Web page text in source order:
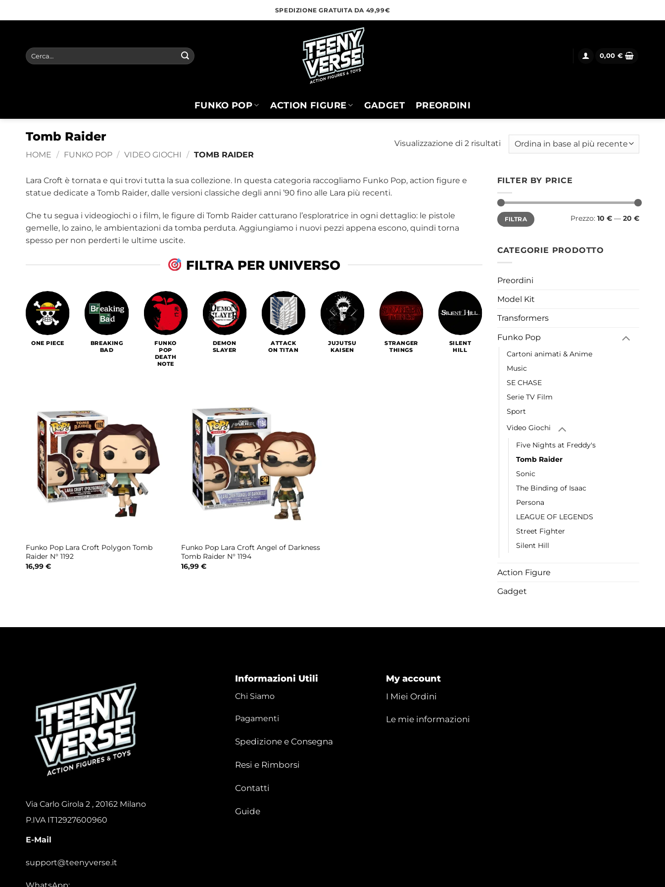
ai
SPEDIZIONE GRATUITA DA 49,99€
Cerca:
0,00 €
FUNKO POP ACTION FIGURE GADGET PREORDINI
Tomb Raider
HOME / FUNKO POP / VIDEO GIOCHI / TOMB RAIDER
Visualizzazione di 2 risultatiOrdina
al
più
recente
Lara Croft è tornata e qui trovi tutta la sua collezione. In questa categoria raccogliamo Funko Pop, action figure e
statue dedicate a Tomb Raider, dalle versioni classiche degli anni ’90 fino alle Lara più recenti.
Che tu segua i videogiochi o i film, le figure di Tomb Raider catturano l’esploratrice in ogni dettaglio: le pistole
gemelle, lo zaino, le ambientazioni da tomba perduta. Aggiungiamo i nuovi pezzi appena escono, quindi torna
spesso per non perderti le ultime uscite.
FILTRA PER UNIVERSO
ONE PIECE
BREAKING
BAD
FUNKO
POP
DEATH
NOTE
DEMON
SLAYER
ATTACK
ON TITAN
JUJUTSU
KAISEN
STRANGER
THINGS
SILENT
HILL
LEVELING
Funko Pop Lara Croft Polygon Tomb
Raider N° 1192
16,99 €
Funko Pop Lara Croft Angel of Darkness
Tomb Raider N° 1194
16,99 €
FILTER BY PRICE
Prezzo
Min
Prezzo
MaxFILTRA Prezzo: 10 € — 20 €
CATEGORIE PRODOTTO
Preordini
Model Kit
Transformers
Funko Pop
Cartoni animati & Anime
Music
SE CHASE
Serie TV Film
Sport
Video Giochi
Five Nights at Freddy's
Tomb Raider
Sonic
The Binding of Isaac
Persona
LEAGUE OF LEGENDS
Street Fighter
Silent Hill
Action Figure
Gadget
Via Carlo Girola 2 , 20162 Milano
P.IVA IT12927600960
E-Mail
support@teenyverse.it
Informazioni Utili
Chi Siamo
Pagamenti
Spedizione e Consegna
Resi e Rimborsi
Contatti
Guide
My account
I Miei Ordini
Le mie informazioni